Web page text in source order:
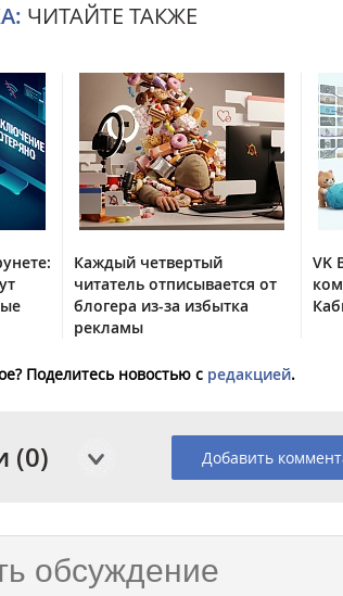
ЧИТАЙТЕ ТАКЖЕ
Каждый четвертый
читатель отписывается от
блогера из-за избытка
рекламы
VK
Поделитесь новостью с редакцией.
(0) Добавить